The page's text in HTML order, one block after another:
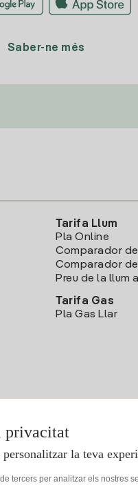
Saber-ne més
Tarifa Llum
Pla Online
Comparador
Comparador
Preu de la llum
Tarifa Gas
Pla Gas Llar
privacitat
la teva
tercers per analitzar els nostres